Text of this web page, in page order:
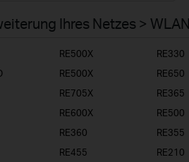
Ihres Netzes >
RE500X RE330
RE500X RE650
RE705X RE365
RE600X RE500
RE360 RE355
RE455 RE210